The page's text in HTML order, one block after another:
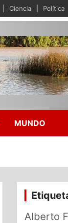
Ciencia Política
MUNDO
Alberto